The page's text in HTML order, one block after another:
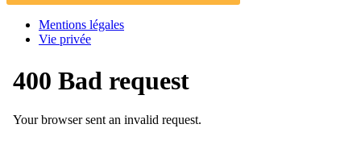
Mentions légales
Vie privée